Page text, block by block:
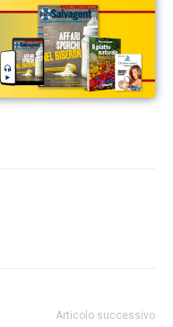
Articolo successivo